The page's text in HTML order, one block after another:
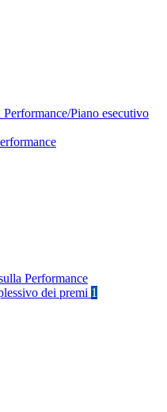
Performance/Piano esecutivo
Performance
dei premi 1